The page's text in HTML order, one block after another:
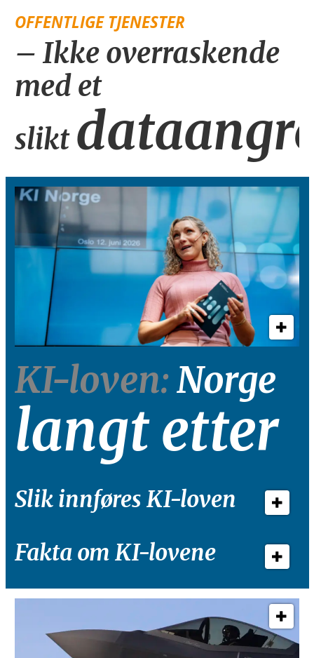
OFFENTLIGE TJENESTER
– Ikke overraskende
med et
slikt
KI-loven:Norge
langt etter
Slik innføres KI-loven
Fakta om KI-lovene